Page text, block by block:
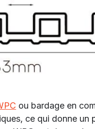
ou bardage en
ce qui donne un